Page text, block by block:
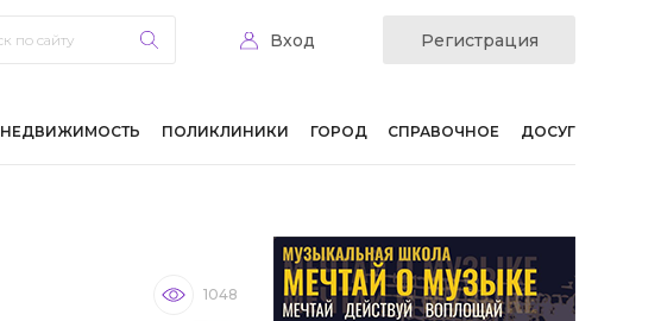
Вход Регистрация
НЕДВИЖИМОСТЬ ПОЛИКЛИНИКИ ГОРОД СПРАВОЧНОЕ ДОСУГ
1048